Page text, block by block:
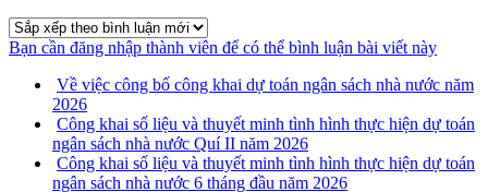
Bạn cần đăng nhập thành viên để có thể bình luận bài viết này
Về việc công bố công khai dự toán ngân sách nhà nước năm
2026
Công khai số liệu và thuyết minh tình hình thực hiện dự toán
ngân sách nhà nước Quí II năm 2026
Công khai số liệu và thuyết minh tình hình thực hiện dự toán
ngân sách nhà nước 6 tháng đầu năm 2026